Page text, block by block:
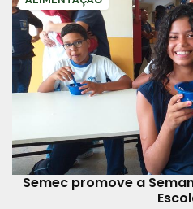
Semec promove a